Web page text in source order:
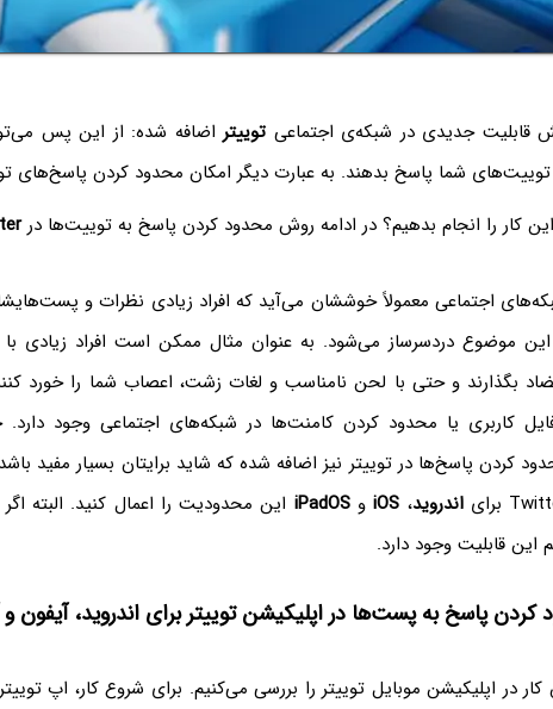
قابلیت جدیدی در شبکه‌ی اجتماعی توییتراضافه شده: از این پس
توییت‌های شما پاسخ بدهند. به عبارت دیگر امکان محدود کردن پاسخ‌های
کار را انجام بدهیم؟ در ادامه روش محدود کردن پاسخ به توییت‌ها در
اجتماعی معمولاً خوششان می‌آید که افراد زیادی نظرات و
این موضوع دردسرساز می‌شود. به عنوان مثال ممکن است افراد زیادی
بگذارند و حتی با لحن نامناسب و لغات زشت، اعصاب شما را خورد
کاربری یا محدود کردن کامنت‌ها در شبکه‌های اجتماعی وجود
کردن پاسخ‌ها در توییتر نیز اضافه شده که شاید برایتان بسیار مفید
اندروید، iOSوiPadOS این محدودیت را اعمال کنید. البته اگر
این قابلیت وجود دارد.
کردن پاسخ به پست‌ها در اپلیکیشن توییتر برای اندروید، آیفون و
کار در اپلیکیشن موبایل توییتر را بررسی می‌کنیم. برای شروع کار، اپ